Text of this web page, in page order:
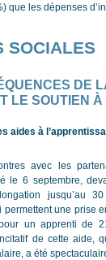
que les dépenses
SOCIALES
DE
LE SOUTIEN À
aides à
avec les
le 6 septembre,
jusqu’au
permettent une prise
un apprenti de
de cette aide,
a été